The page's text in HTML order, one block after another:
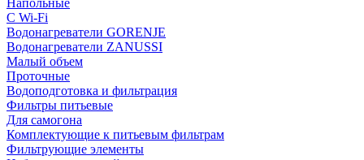
С Wi-Fi
Водонагреватели GORENJE
Водонагреватели ZANUSSI
Малый объем
Проточные
Водоподготовка и фильтрация
Фильтры питьевые
Для самогона
Комплектующие к питьевым фильтрам
Фильтрующие элементы